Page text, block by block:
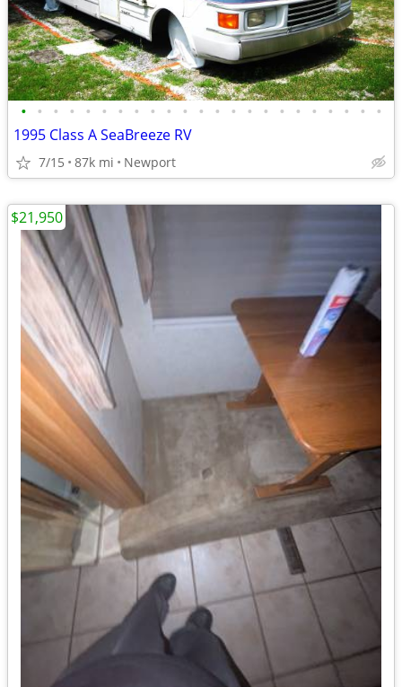
• • • • • • • • • • • • • • • • • • • • • • •
1995 Class A SeaBreeze RV
7/15 87k mi Newport
$21,950